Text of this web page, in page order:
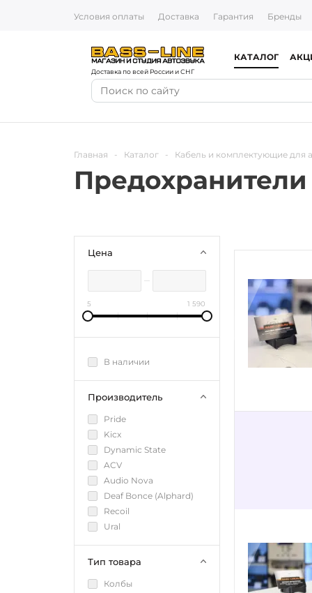
Условия оплаты Доставка Гарантия Бренды
Доставка по всей России и СНГ
КАТАЛОГ
Главная - Каталог - Кабель и комплектующие для
Предохранители
Цена
5 1 590
В наличии
Производитель
Pride
Kicx
Dynamic State
ACV
Audio Nova
Deaf Bonce (Alphard)
Recoil
Ural
Тип товара
Колбы